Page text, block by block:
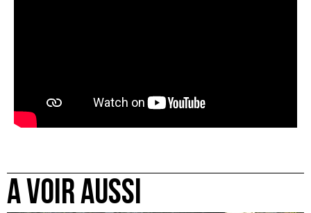
A VOIR AUSSI